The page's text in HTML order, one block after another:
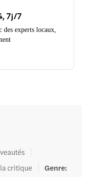
7j/7
experts locaux,
critique Genre: